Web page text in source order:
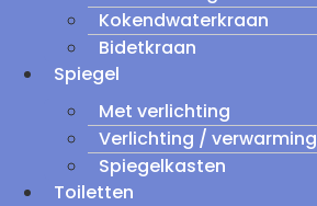
Kokendwaterkraan
Bidetkraan
Spiegel
Met verlichting
Verlichting / verwarming
Spiegelkasten
Toiletten